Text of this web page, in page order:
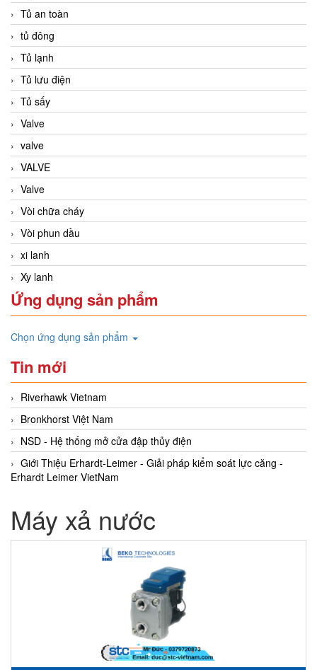
Tủ an toàn
tủ đông
Tủ lạnh
Tủ lưu điện
Tủ sấy
Valve
valve
VALVE
Valve
Vòi chữa cháy
Vòi phun dầu
xi lanh
Xy lanh
Ứng dụng sản phẩm
Chọn ứng dụng sản phẩm
Tin mới
Riverhawk Vietnam
Bronkhorst Việt Nam
NSD - Hệ thống mở cửa đập thủy điện
Giới Thiệu Erhardt-Leimer - Giải pháp kiểm soát lực căng -
Erhardt Leimer VietNam
Máy xả nước